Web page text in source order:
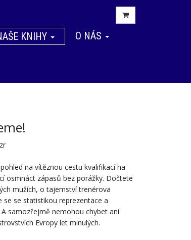
KNIHY O NÁS
na vítěznou cestu kvalifikací na
osmnáct zápasů bez porážky. Dočtete
mužích, o tajemství trenérova
se se statistikou reprezentace a
A samozřejmě nemohou chybet ani
Evropy let minulých.